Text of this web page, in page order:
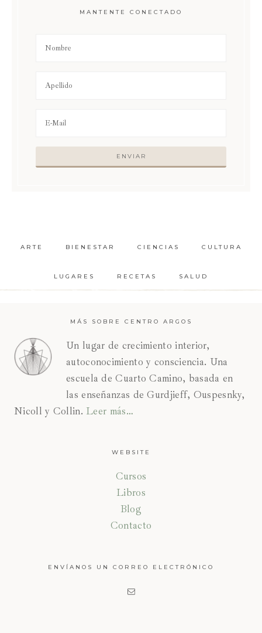
MANTENTE CONECTADO
ARTE BIENESTAR CIENCIAS CULTURA
LUGARES RECETAS SALUD
MÁS SOBRE CENTRO ARGOS
Un lugar de crecimiento interior,
autoconocimiento y consciencia. Una
escuela de Cuarto Camino, basada en
las enseñanzas de Gurdjieff, Ouspesnky,
Nicoll y Collin. Leer más…
WEBSITE
Cursos
Libros
Blog
Contacto
ENVÍANOS UN CORREO ELECTRÓNICO